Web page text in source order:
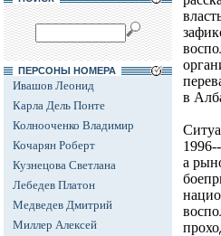
ПЕРСОНЫ НОМЕРА
Ивашов Леонид
Карла Дель Понте
Колнооченко Владимир
Кочарян Роберт
Кузнецова Светлана
Лебедев Платон
Медведев Дмитрий
Миллер Алексей
в
а